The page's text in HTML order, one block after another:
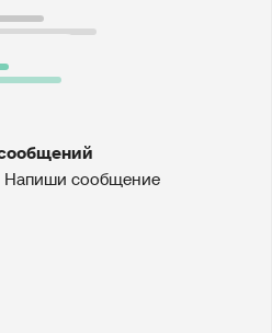
Напиши сообщение